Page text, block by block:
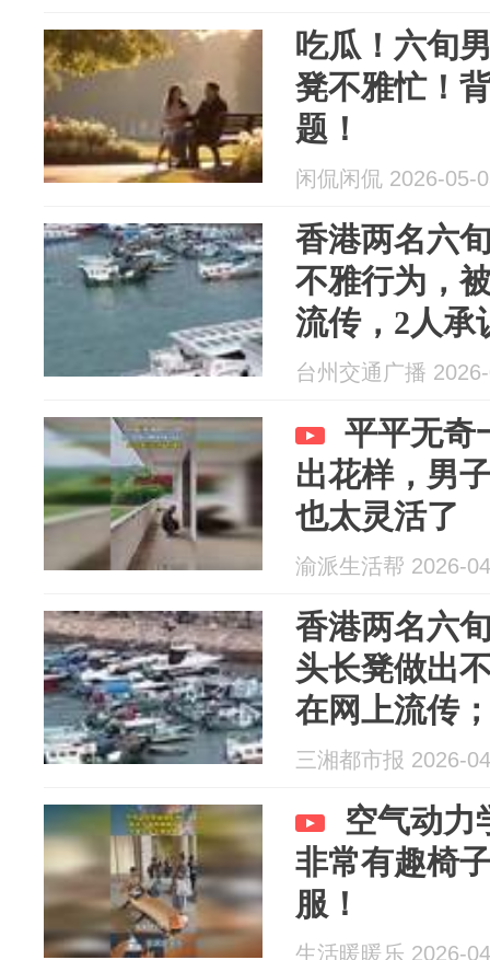
吃瓜！六旬
凳不雅忙！
题！
闲侃闲侃 2026-05-
香港两名六
不雅行为，
流传，2人承
月判刑
台州交通广播
平平无奇
出花样，男
也太灵活了
渝派生活帮 2026-
香港两名六
头长凳做出
在网上流传
案，将于下
三湘都市报 2026-
空气动力
非常有趣椅
服！
生活暖暖乐 2026-